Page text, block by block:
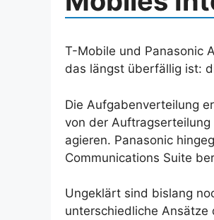
T-Mobile und Panasonic
das längst überfällig ist:
Die Aufgabenverteilung
von der
agieren. Panasonic
Communications Suite
Ungeklärt sind bislang
unterschiedliche Ansätze